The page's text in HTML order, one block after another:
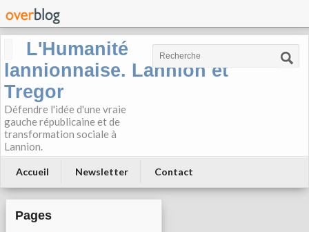
L'Humanité
lannionnaise. Lannion et
Tregor
Défendre l'idée d'une vraie
gauche républicaine et de
transformation sociale à
Lannion.
Accueil Newsletter Contact
Pages